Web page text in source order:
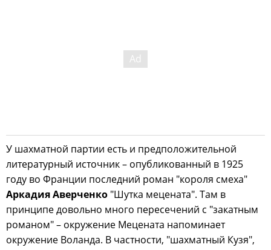
У шахматной партии есть и предположительной
литературный источник – опубликованный в 1925
году во Франции последний роман "короля смеха"
Аркадия Аверченко "Шутка мецената". Там в
принципе довольно много пересечений с "закатным
романом" – окружение Мецената напоминает
окружение Воланда. В частности, "шахматный Кузя",